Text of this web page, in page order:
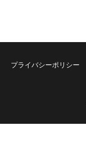
プライバシーポリシー